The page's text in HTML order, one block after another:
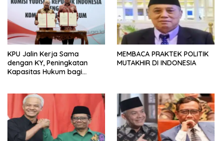
KPU Jalin Kerja Sama
dengan KY, Peningkatan
Kapasitas Hukum bagi
MEMBACA PRAKTEK POLITIK
MUTAKHIR DI INDONESIA